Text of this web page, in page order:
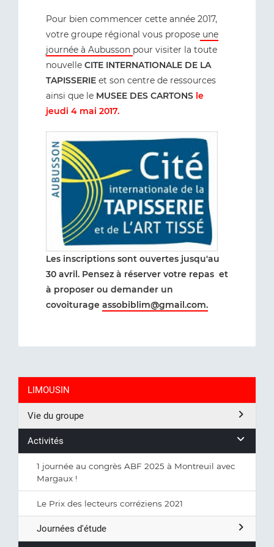
Pour bien commencer cette année 2017,
votre groupe régional vous propose une
journée à Aubusson pour visiter la toute
nouvelle CITE INTERNATIONALE DE LA
TAPISSERIE et son centre de ressources
ainsi que le MUSEE DES CARTONS le
jeudi 4 mai 2017.
Les inscriptions sont ouvertes jusqu'au
30 avril. Pensez à réserver votre repas et
à proposer ou demander un
covoiturage assobiblim@gmail.com.
LIMOUSIN
Vie du groupe
Activités
1 journée au congrès ABF 2025 à Montreuil avec
Margaux !
Le Prix des lecteurs corréziens 2021
Journées d'étude